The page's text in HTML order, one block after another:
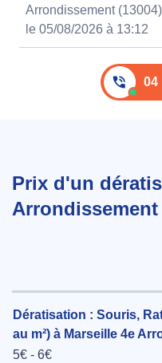
Arrondissement (13004)
le 05/08/2026 à 13:12
04
Prix d'un
Arrondissement
Dératisation : Souris,
au m²) à Marseille 4e
5€ - 6€